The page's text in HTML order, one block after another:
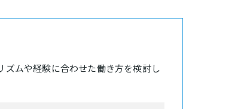
ムや経験に合わせた働き方を検討し